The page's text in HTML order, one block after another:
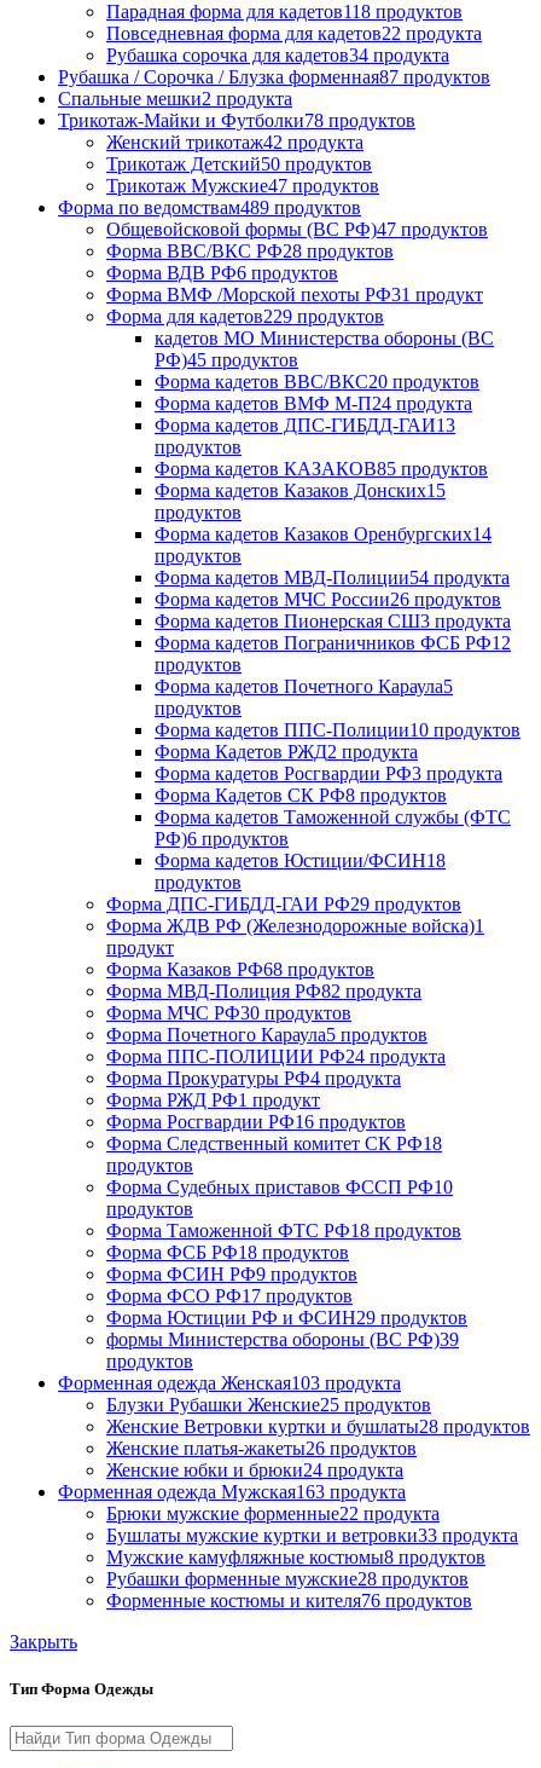
Парадная форма для кадетов118 продуктов
Повседневная форма для кадетов22 продукта
Рубашка сорочка для кадетов34 продукта
Рубашка / Сорочка / Блузка форменная87 продуктов
Спальные мешки2 продукта
Трикотаж-Майки и Футболки78 продуктов
Женский трикотаж42 продукта
Трикотаж Детский50 продуктов
Трикотаж Мужские47 продуктов
Форма по ведомствам489 продуктов
Общевойсковой формы (ВС РФ)47 продуктов
Форма ВВС/ВКС РФ28 продуктов
Форма ВДВ РФ6 продуктов
Форма ВМФ /Морской пехоты РФ31 продукт
Форма для кадетов229 продуктов
кадетов МО Министерства обороны (ВС
РФ)45 продуктов
Форма кадетов ВВС/ВКС20 продуктов
Форма кадетов ВМФ М-П24 продукта
Форма кадетов ДПС-ГИБДД-ГАИ13
продуктов
Форма кадетов КАЗАКОВ85 продуктов
Форма кадетов Казаков Донских15
продуктов
Форма кадетов Казаков Оренбургских14
продуктов
Форма кадетов МВД-Полиции54 продукта
Форма кадетов МЧС России26 продуктов
Форма кадетов Пионерская СШ3 продукта
Форма кадетов Пограничников ФСБ РФ12
продуктов
Форма кадетов Почетного Караула5
продуктов
Форма кадетов ППС-Полиции10 продуктов
Форма Кадетов РЖД2 продукта
Форма кадетов Росгвардии РФ3 продукта
Форма Кадетов СК РФ8 продуктов
Форма кадетов Таможенной службы (ФТС
РФ)6 продуктов
Форма кадетов Юстиции/ФСИН18
продуктов
Форма ДПС-ГИБДД-ГАИ РФ29 продуктов
Форма ЖДВ РФ (Железнодорожные войска)1
продукт
Форма Казаков РФ68 продуктов
Форма МВД-Полиция РФ82 продукта
Форма МЧС РФ30 продуктов
Форма Почетного Караула5 продуктов
Форма ППС-ПОЛИЦИИ РФ24 продукта
Форма Прокуратуры РФ4 продукта
Форма РЖД РФ1 продукт
Форма Росгвардии РФ16 продуктов
Форма Следственный комитет СК РФ18
продуктов
Форма Судебных приставов ФССП РФ10
продуктов
Форма Таможенной ФТС РФ18 продуктов
Форма ФСБ РФ18 продуктов
Форма ФСИН РФ9 продуктов
Форма ФСО РФ17 продуктов
Форма Юстиции РФ и ФСИН29 продуктов
формы Министерства обороны (ВС РФ)39
продуктов
Форменная одежда Женская103 продукта
Блузки Рубашки Женские25 продуктов
Женские Ветровки куртки и бушлаты28 продуктов
Женские платья-жакеты26 продуктов
Женские юбки и брюки24 продукта
Форменная одежда Мужская163 продукта
Брюки мужские форменные22 продукта
Бушлаты мужские куртки и ветровки33 продукта
Мужские камуфляжные костюмы8 продуктов
Рубашки форменные мужские28 продуктов
Форменные костюмы и кителя76 продуктов
Закрыть
Тип Форма Одежды